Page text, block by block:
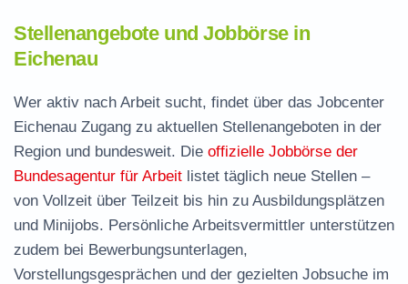
Stellenangebote und Jobbörse in
Eichenau
Wer aktiv nach Arbeit sucht, findet über das Jobcenter
Eichenau Zugang zu aktuellen Stellenangeboten in der
Region und bundesweit. Die offizielle Jobbörse der
Bundesagentur für Arbeit listet täglich neue Stellen –
von Vollzeit über Teilzeit bis hin zu Ausbildungsplätzen
und Minijobs. Persönliche Arbeitsvermittler unterstützen
zudem bei Bewerbungsunterlagen,
Vorstellungsgesprächen und der gezielten Jobsuche im